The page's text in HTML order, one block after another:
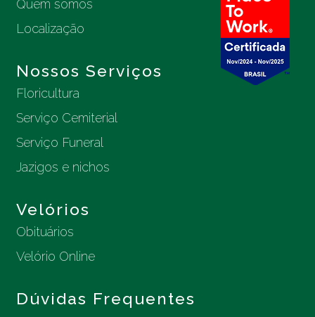
Quem somos
Localização
Nossos Serviços
Floricultura
Serviço Cemiterial
Serviço Funeral
Jazigos e nichos
Velórios
Obituários
Velório Online
Dúvidas Frequentes